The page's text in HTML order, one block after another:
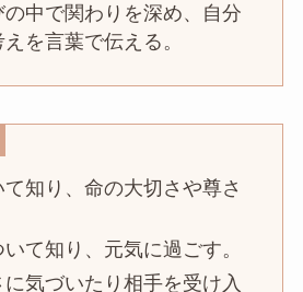
中で関わりを深め、自分
を言葉で伝える。
知り、命の大切さや尊さ
て知り、元気に過ごす。
気づいたり相手を受け入